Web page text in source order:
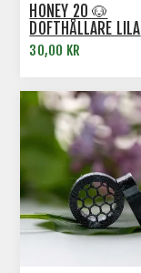
HONEY 20 🐶
DOFTHÅLLARE LILA
30,00 KR